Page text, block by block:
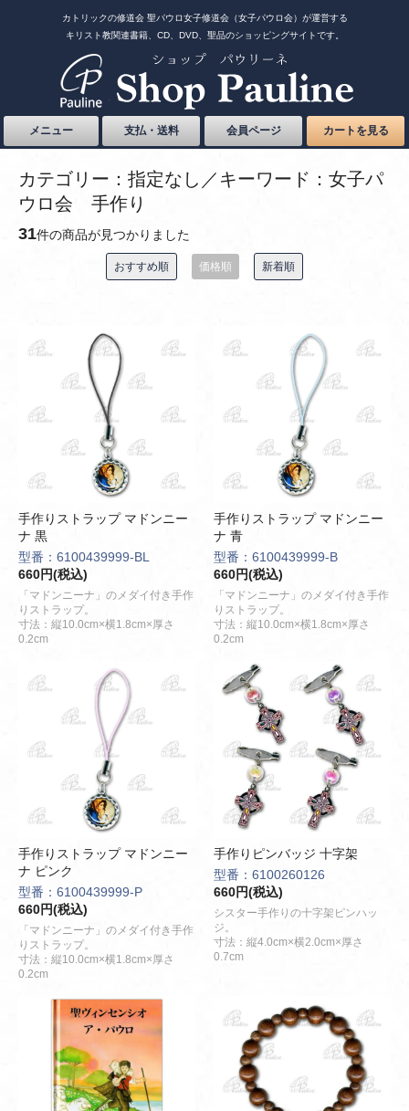
カトリックの修道会 聖パウロ女子修道会（女子パウロ会）が運営する
キリスト教関連書籍、CD、DVD、聖品のショッピングサイトです。
メニュー 支払・送料 会員ページ カートを見る
カテゴリー：指定なし／キーワード：女子パ
ウロ会 手作り
31件の商品が見つかりました
おすすめ順 価格順 新着順
手作りストラップ マドンニー
ナ 黒
型番：6100439999-BL
660円(税込)
「マドンニーナ」のメダイ付き手作
りストラップ。
寸法：縦10.0cm×横1.8cm×厚さ
0.2cm
手作りストラップ マドンニー
ナ 青
型番：6100439999-B
660円(税込)
「マドンニーナ」のメダイ付き手作
りストラップ。
寸法：縦10.0cm×横1.8cm×厚さ
0.2cm
手作りストラップ マドンニー
ナ ピンク
型番：6100439999-P
660円(税込)
「マドンニーナ」のメダイ付き手作
りストラップ。
寸法：縦10.0cm×横1.8cm×厚さ
0.2cm
手作りピンバッジ 十字架
型番：6100260126
660円(税込)
シスター手作りの十字架ピンハッ
ジ。
寸法：縦4.0cm×横2.0cm×厚さ
0.7cm